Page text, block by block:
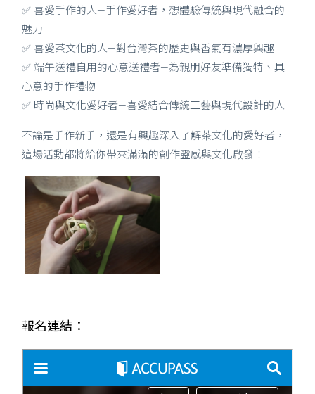
✅ 喜愛手作的人—手作愛好者，想體驗傳統與現代融合的
魅力
✅ 喜愛茶文化的人—對台灣茶的歷史與香氣有濃厚興趣
✅ 端午送禮自用的心意送禮者—為親朋好友準備獨特、具
心意的手作禮物
✅ 時尚與文化愛好者—喜愛結合傳統工藝與現代設計的人
不論是手作新手，還是有興趣深入了解茶文化的愛好者，
這場活動都將給你帶來滿滿的創作靈感與文化啟發！
報名連結：